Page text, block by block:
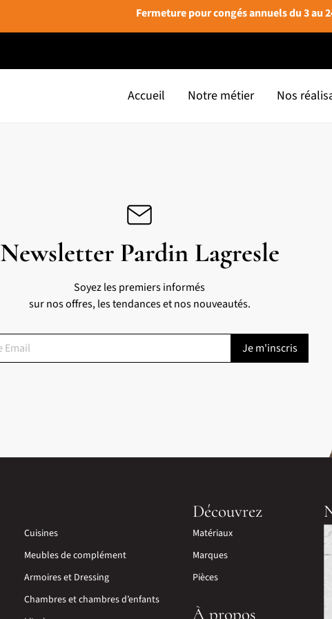
Fermeture pour congés annuels du 3 au
Accueil Notre métier Nos
Newsletter Pardin Lagresle
Soyez les premiers informés
sur nos offres, les tendances et nos nouveautés.
Cuisines
Meubles de complément
Armoires et Dressing
Chambres et chambres d’enfants
Découvrez
Matériaux
Marques
Pièces
À propos